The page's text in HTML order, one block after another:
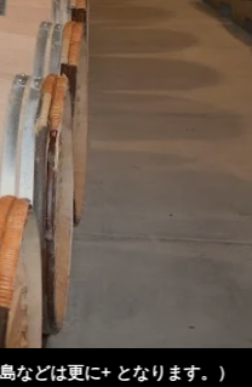
）